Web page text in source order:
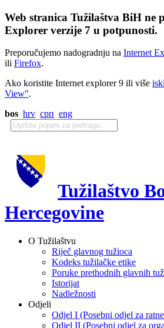
Web stranica Tužilaštva BiH ne
Explorer verzije 7 u potpunosti.
Preporučujemo nadogradnju na Internet
ili Firefox.
Ako koristite Internet explorer 9 ili više
View".
bos hrv срп eng
Tužilaštvo
Hercegovine
O Tužilaštvu
Riječ glavnog tužioca
Kodeks tužilačke etike
Poruke prethodnih glavnih
Istorijat
Nadležnosti
Odjeli
Odjel I (Posebni odjel za
Odjel II (Posebni odjel za